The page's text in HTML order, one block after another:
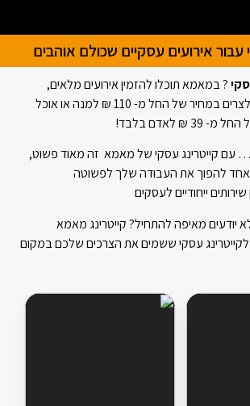
עבור אירועים עסקיים שכולם אוהבים
? במאמא תוכלו להזמין אירועים מלאים,
לרבות עריכה וצוות מלצרים במחיר של החל מ- 110 ₪ למנה או אוכל
לאדם בלבד!
עם קייטרינג עסקי של מאמא זה מאוד פשוט,
אחד להפוך את העבודה שלך לפשוטה
ייחודיים לעסקים
יודעים מאיפה להתחיל? קייטרינג מאמא
לקייטרינג עסקי ששמים את הצרכים שלכם במקום